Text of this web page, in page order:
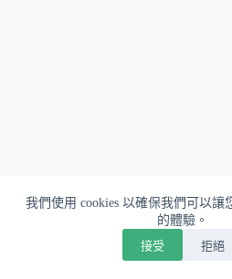
我們使用 cookies 以確保我們可以讓
的體驗。
接受 拒絕